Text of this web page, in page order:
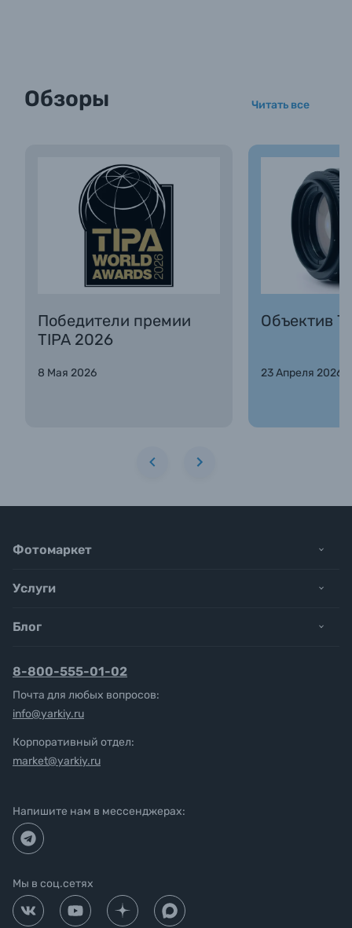
Обзоры Читать все
Победители премии
TIPA 2026
8 Мая 2026
Объектив
23 Апреля 2026
Фотомаркет
Услуги
Блог
8-800-555-01-02
Почта для любых вопросов:
info@yarkiy.ru
Корпоративный отдел:
market@yarkiy.ru
Напишите нам в мессенджерах:
Мы в соц.сетях